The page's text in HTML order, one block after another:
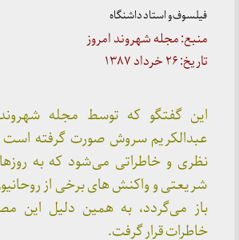
فیلسوف و استاد داشنگاه
منبع: مجله شهروند امروز
تاریخ: ۲۶ خرداد ۱۳۸۷
این گفتگو که توسط مجله شهروند
عبدالکریم سروش صورت گرفته
نظری و خاطراتی می‌شود که به
شریعتی و واکنش های برخی از
باز می‌گردد، به همین دلیل این
خاطرات قرار گرفت.